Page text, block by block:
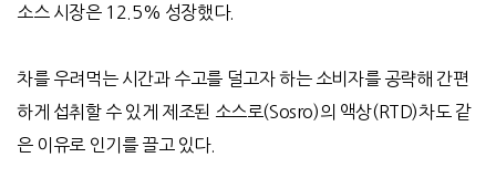
소스 시장은 12.5% 성장했다.
차를 우려먹는 시간과 수고를 덜고자 하는 소비자를 공략해 간편
하게 섭취할 수 있게 제조된 소스로(Sosro)의 액상(RTD)차도 같
은 이유로 인기를 끌고 있다.